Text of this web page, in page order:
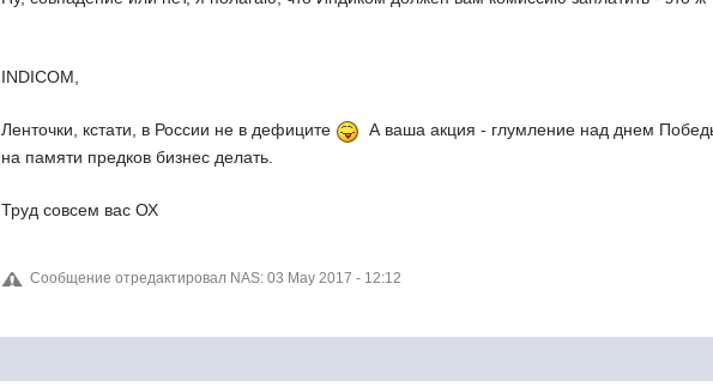
INDICOM,
Ленточки, кстати, в России не в дефиците
А ваша акция - глумление над днем
на памяти предков бизнес делать.
Труд совсем вас ОХ
Сообщение отредактировал NAS: 03 May 2017 - 12:12